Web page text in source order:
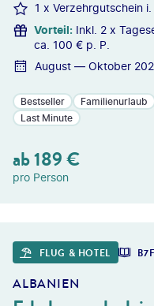
1 x Verzehrgutschein
Vorteil: Inkl. 2 x
ca. 100 € p. P.
August — Oktober
Bestseller Familienurlaub
Last Minute
ab189€
pro Person
FLUG & HOTEL
ALBANIEN